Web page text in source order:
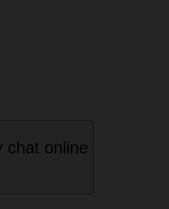
chat online